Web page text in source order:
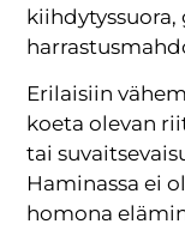
Erilaisiin
koeta olevan
tai
Haminassa ei
homona